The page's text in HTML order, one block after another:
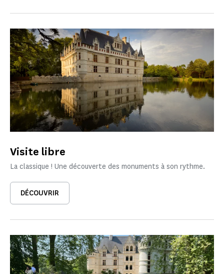
Visite libre
La classique ! Une découverte des monuments à son rythme.
DÉCOUVRIR